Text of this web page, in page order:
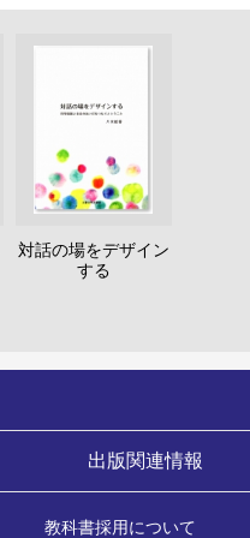
対話の場をデザイン
する
出版関連情報
教科書採用について